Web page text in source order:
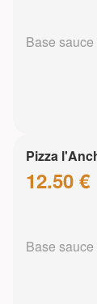
Base
Pizza
12.50 €
Base